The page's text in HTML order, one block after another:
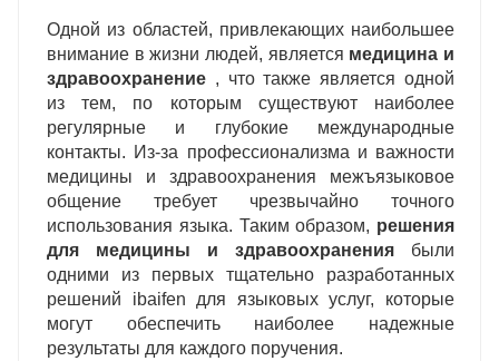
Одной из областей, привлекающих наибольшее
внимание в жизни людей, является медицина и
здравоохранение , что также является одной
из тем, по которым существуют наиболее
регулярные и глубокие международные
контакты. Из-за профессионализма и важности
медицины и здравоохранения межъязыковое
общение требует чрезвычайно точного
использования языка. Таким образом, решения
для медицины и здравоохранения были
одними из первых тщательно разработанных
решений ibaifen для языковых услуг, которые
могут обеспечить наиболее надежные
результаты для каждого поручения.